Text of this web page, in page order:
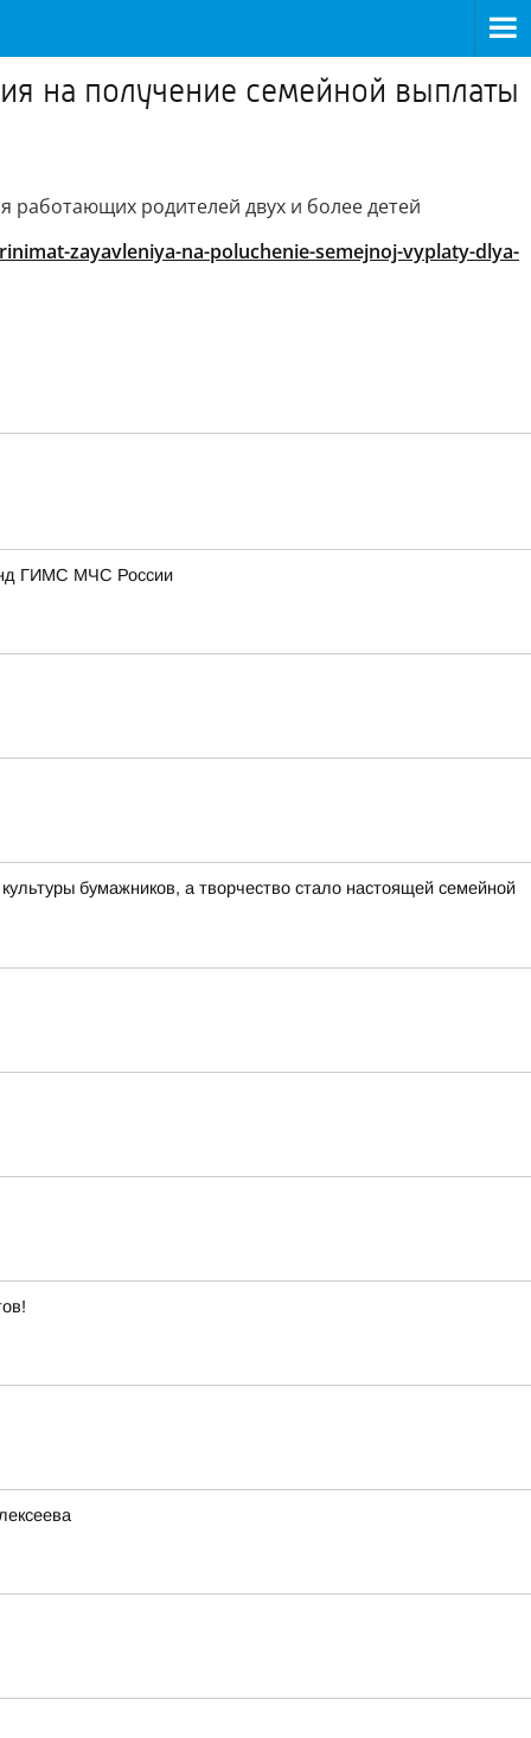
на получение семейной выплаты
родителей двух и более детей
zayavleniya-na-poluchenie-semejnoj-vyplaty-dlya-
ГИМС МЧС России
бумажников, а творчество стало настоящей семейной